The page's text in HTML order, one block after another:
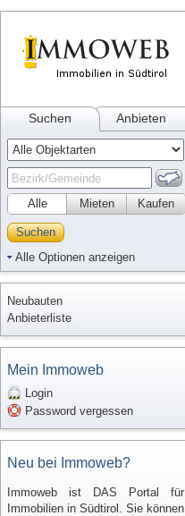
Suchen Anbieten
Alle Kaufen
Mieten
Suchen
Alle Optionen anzeigen
Neubauten
Anbieterliste
Mein Immoweb
Login
Password vergessen
Neu bei Immoweb?
Immoweb ist DAS Portal für
Immobilien in Südtirol. Sie können